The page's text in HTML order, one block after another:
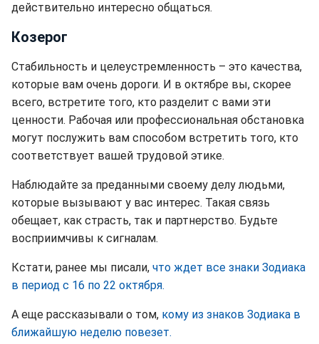
действительно интересно общаться.
Козерог
Стабильность и целеустремленность – это качества,
которые вам очень дороги. И в октябре вы, скорее
всего, встретите того, кто разделит с вами эти
ценности. Рабочая или профессиональная обстановка
могут послужить вам способом встретить того, кто
соответствует вашей трудовой этике.
Наблюдайте за преданными своему делу людьми,
которые вызывают у вас интерес. Такая связь
обещает, как страсть, так и партнерство. Будьте
восприимчивы к сигналам.
Кстати, ранее мы писали, что ждет все знаки Зодиака
в период с 16 по 22 октября.
А еще рассказывали о том, кому из знаков Зодиака в
ближайшую неделю повезет.